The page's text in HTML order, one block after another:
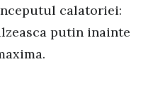
calatoriei:
putin inainte